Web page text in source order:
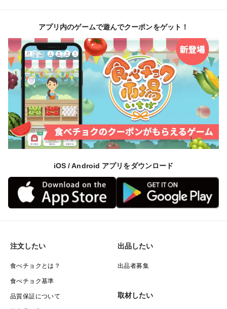
アプリ内のゲームで遊んでクーポンをゲット！
iOS / Android アプリをダウンロード
注文したい
食べチョクとは？
食べチョク基準
品質保証について
出品したい
出品者募集
取材したい